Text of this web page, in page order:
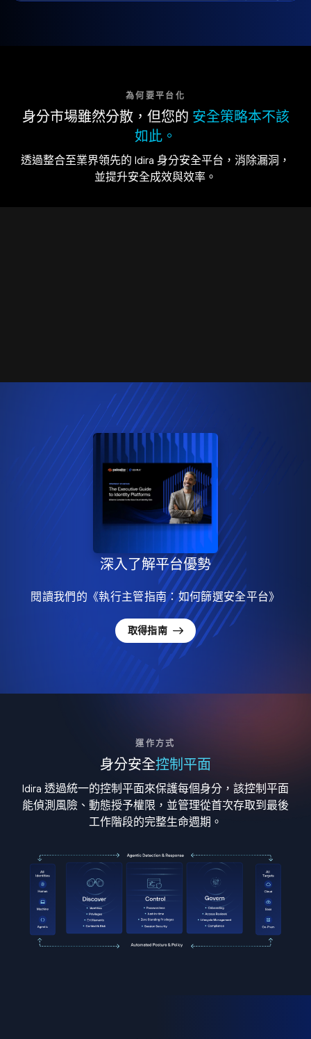
為何要平台化
身分市場雖然分散，但您的 安全策略本不該
如此。
透過整合至業界領先的 Idira 身分安全平台，消除漏洞，
並提升安全成效與效率。
深入了解平台優勢
閱讀我們的《執行主管指南：如何篩選安全平台》
取得指南
運作方式
身分安全控制平面
Idira 透過統一的控制平面來保護每個身分，該控制平面
能偵測風險、動態授予權限，並管理從首次存取到最後
工作階段的完整生命週期。